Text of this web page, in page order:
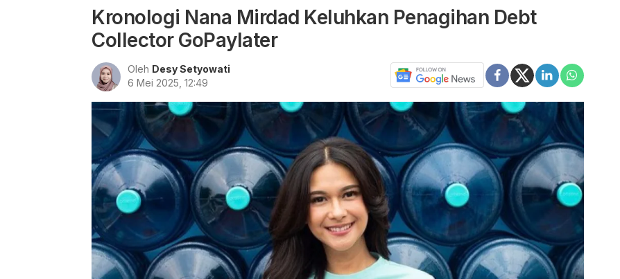
Kronologi Nana Mirdad Keluhkan Penagihan Debt
Collector GoPaylater
Oleh Desy Setyowati
6 Mei 2025, 12:49